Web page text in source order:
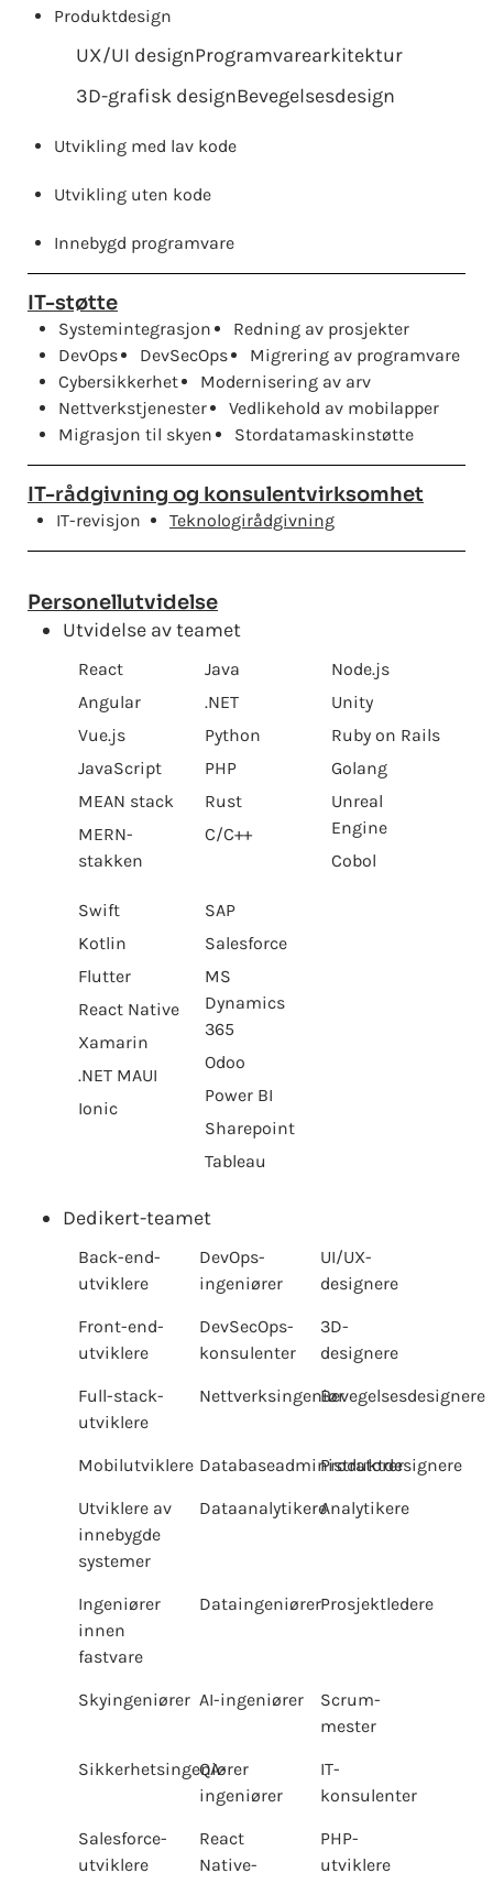
Produktdesign
UX/UI designProgramvarearkitektur
3D-grafisk designBevegelsesdesign
Utvikling med lav kode
Utvikling uten kode
Innebygd programvare
IT-støtte
Systemintegrasjon
Redning av prosjekter
DevOps
DevSecOps
Migrering av programvare
Cybersikkerhet
Modernisering av arv
Nettverkstjenester
Vedlikehold av mobilapper
Migrasjon til skyen
Stordatamaskinstøtte
IT-rådgivning og konsulentvirksomhet
IT-revisjon Teknologirådgivning
Personellutvidelse
Utvidelse av teamet
React
Angular
Vue.js
JavaScript
MEAN stack
MERN-
stakken
Java
.NET
Python
PHP
Rust
C/C++
Node.js
Unity
Ruby on Rails
Golang
Unreal
Engine
Cobol
Swift
Kotlin
Flutter
React Native
Xamarin
.NET MAUI
Ionic
SAP
Salesforce
MS
Dynamics
365
Odoo
Power BI
Sharepoint
Tableau
Dedikert-teamet
Back-end-
utviklere
DevOps-
ingeniører
UI/UX-
designere
Front-end-
utviklere
DevSecOps-
konsulenter
3D-
designere
Full-stack-
utviklere
NettverksingeniørBevegelsesdesignere
Mobilutviklere Databaseadministratorer
Produktdesignere
Utviklere av
innebygde
systemer
DataanalytikereAnalytikere
Ingeniører
innen
fastvare
DataingeniørerProsjektledere
Skyingeniører AI-ingeniører
Scrum-
mester
Sikkerhetsingeniører
QA-
ingeniører
IT-
konsulenter
Salesforce-
utviklere
React
Native-
PHP-
utviklere